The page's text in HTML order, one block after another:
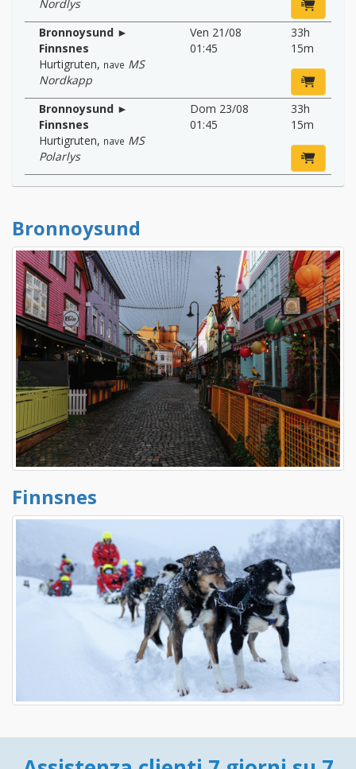
Nordlys
Bronnoysund ►
Finnsnes
Hurtigruten, nave MS
Nordkapp
Ven 21/08
01:45
33h
15m
Bronnoysund ►
Finnsnes
Hurtigruten, nave MS
Polarlys
Dom 23/08
01:45
33h
15m
Bronnoysund
Finnsnes